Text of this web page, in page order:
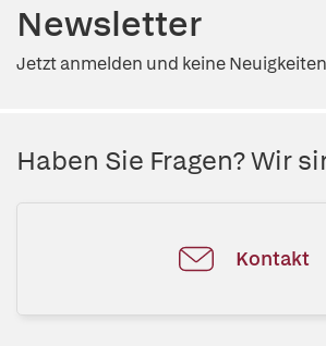
Newsletter
Jetzt anmelden und keine
Haben Sie Fragen? Wir
Kontakt